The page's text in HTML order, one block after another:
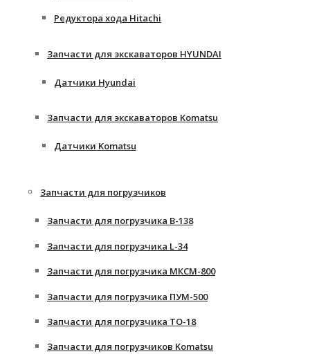
Редуктора хода Hitachi
Запчасти для экскаваторов HYUNDAI
Датчики Hyundai
Запчасти для экскаваторов Komatsu
Датчики Komatsu
Запчасти для погрузчиков
Запчасти для погрузчика B-138
Запчасти для погрузчика L-34
Запчасти для погрузчика МКСМ-800
Запчасти для погрузчика ПУМ-500
Запчасти для погрузчика ТО-18
Запчасти для погрузчиков Komatsu